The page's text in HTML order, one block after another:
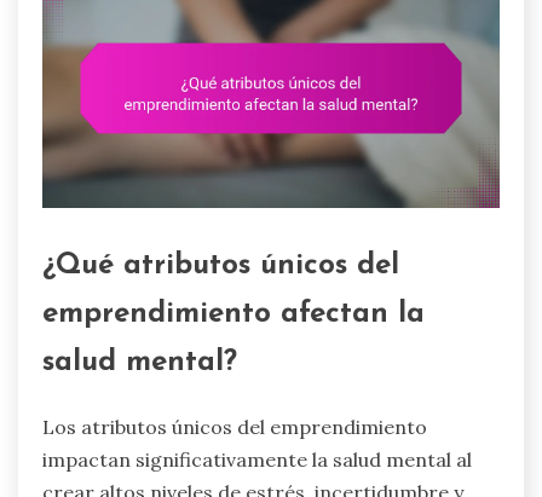
¿Qué atributos únicos del
emprendimiento afectan la
salud mental?
Los atributos únicos del emprendimiento
impactan significativamente la salud mental al